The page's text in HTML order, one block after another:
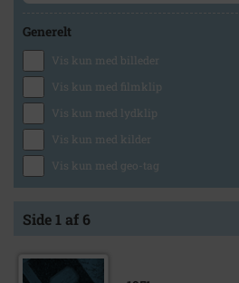
Generelt
Vis kun med billeder
Vis kun med filmklip
Vis kun med lydklip
Vis kun med kilder
Vis kun med geo-tag
Side 1 af 6